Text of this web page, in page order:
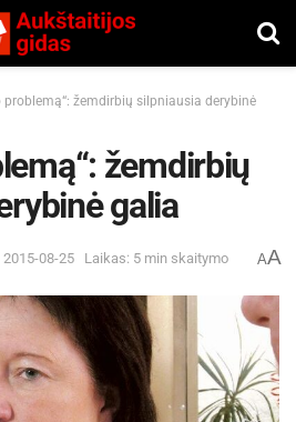
problemą“: žemdirbių silpniausia derybinė
žemdirbių
galia
2015-08-25 Laikas: 5 min skaitymo AA